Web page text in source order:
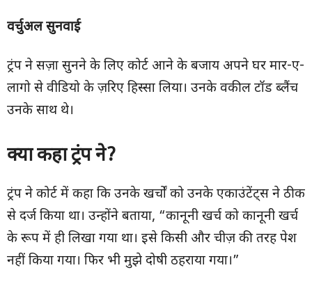
वर्चुअल सुनवाई
ट्रंप ने सज़ा सुनने के लिए कोर्ट आने के बजाय अपने घर मार-ए-
लागो से वीडियो के ज़रिए हिस्सा लिया। उनके वकील टॉड ब्लैंच
उनके साथ थे।
क्या कहा ट्रंप ने?
ट्रंप ने कोर्ट में कहा कि उनके खर्चों को उनके एकाउंटेंट्स ने ठीक
से दर्ज किया था। उन्होंने बताया, “कानूनी खर्च को कानूनी खर्च
के रूप में ही लिखा गया था। इसे किसी और चीज़ की तरह पेश
नहीं किया गया। फिर भी मुझे दोषी ठहराया गया।”